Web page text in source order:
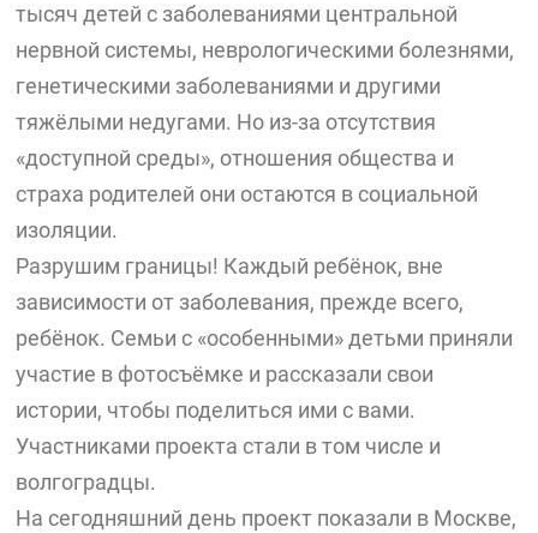
тысяч детей с заболеваниями центральной
нервной системы, неврологическими болезнями,
генетическими заболеваниями и другими
тяжёлыми недугами. Но из-за отсутствия
«доступной среды», отношения общества и
страха родителей они остаются в социальной
изоляции.
Разрушим границы! Каждый ребёнок, вне
зависимости от заболевания, прежде всего,
ребёнок. Семьи с «особенными» детьми приняли
участие в фотосъёмке и рассказали свои
истории, чтобы поделиться ими с вами.
Участниками проекта стали в том числе и
волгоградцы.
На сегодняшний день проект показали в Москве,